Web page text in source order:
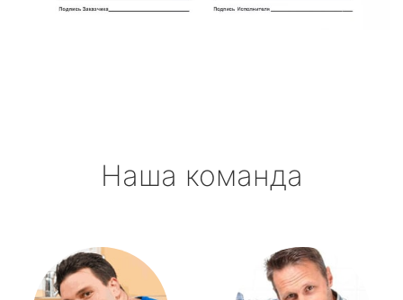
Наша команда